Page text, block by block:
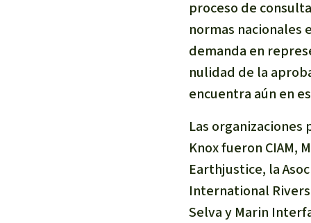
proceso de
normas nacionales
demanda en
nulidad de la
encuentra aún en
Las
Knox fueron CIAM,
Earthjustice, la
International
Selva y Marin